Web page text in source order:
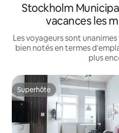
Stockholm
vacances les
Les voyageurs sont
bien notés en termes
plus
Superhôte
Superhôte